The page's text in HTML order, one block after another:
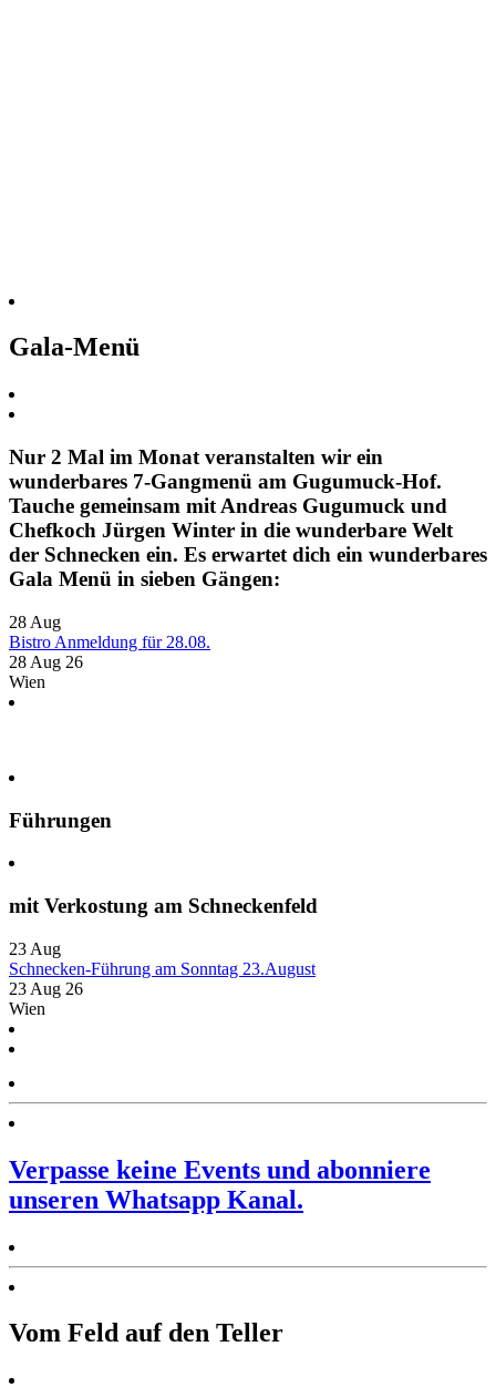
Gala-Menü
Nur 2 Mal im Monat veranstalten wir ein
wunderbares 7-Gangmenü am Gugumuck-Hof.
Tauche gemeinsam mit Andreas Gugumuck und
Chefkoch Jürgen Winter in die wunderbare Welt
der Schnecken ein. Es erwartet dich ein wunderbares
Gala Menü in sieben Gängen:
28 Aug
Bistro Anmeldung für 28.08.
28 Aug 26
Wien
Führungen
mit Verkostung am Schneckenfeld
23 Aug
Schnecken-Führung am Sonntag 23.August
23 Aug 26
Wien
Verpasse keine Events und abonniere
unseren Whatsapp Kanal.
Vom Feld auf den Teller